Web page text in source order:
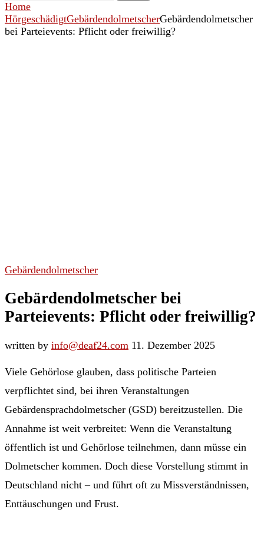
Home
HörgeschädigtGebärdendolmetscherGebärdendolmetscher
bei Parteievents: Pflicht oder freiwillig?
Gebärdendolmetscher
Gebärdendolmetscher bei
Parteievents: Pflicht oder freiwillig?
written by info@deaf24.com 11. Dezember 2025
Viele Gehörlose glauben, dass politische Parteien
verpflichtet sind, bei ihren Veranstaltungen
Gebärdensprachdolmetscher (GSD) bereitzustellen. Die
Annahme ist weit verbreitet: Wenn die Veranstaltung
öffentlich ist und Gehörlose teilnehmen, dann müsse ein
Dolmetscher kommen. Doch diese Vorstellung stimmt in
Deutschland nicht – und führt oft zu Missverständnissen,
Enttäuschungen und Frust.